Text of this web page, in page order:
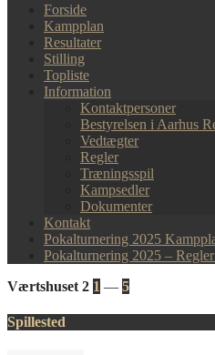
Forside
Kampplan
Resultater
Stilling
Topliste
Information
Kontaktpersoner
Bestyrelsen i Aarhus
Vedtægter
Regler
Træningsspil
Kampsedler
Dokumenter
Kontakt
Pokalturnering 2025
Pokalturnering 2025 –
Værtshuset 2 1 — 5
Spillested